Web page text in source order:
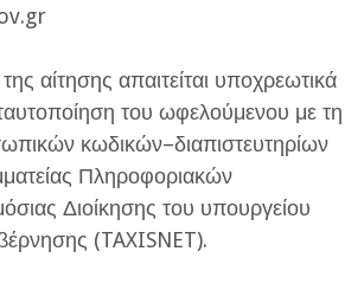
αίτησης απαιτείται υποχρεωτικά
του ωφελούμενου με τη
κωδικών–διαπιστευτηρίων
Πληροφοριακών
Διοίκησης του υπουργείου
(TAXISNET).